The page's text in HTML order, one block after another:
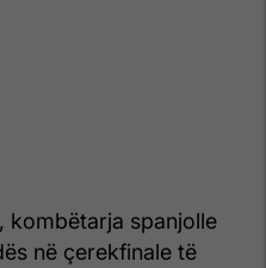
kombëtarja spanjolle
në çerekfinale të